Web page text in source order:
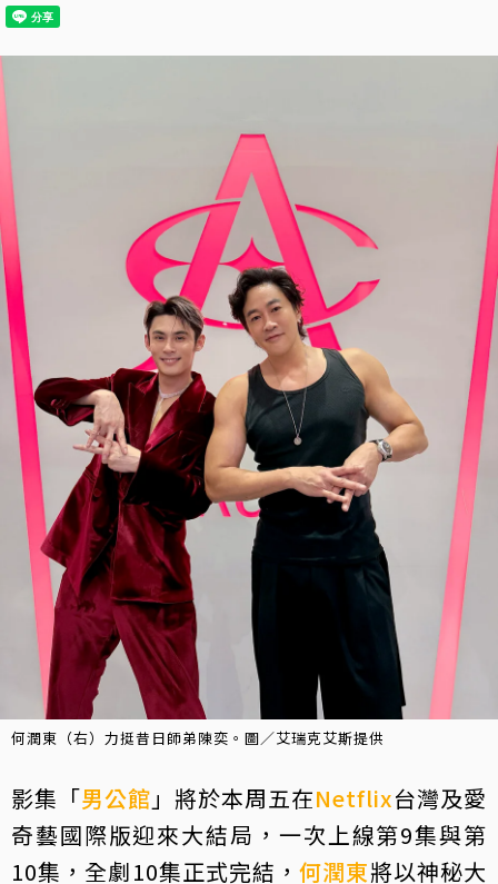
何潤東（右）力挺昔日師弟陳奕。圖／艾瑞克艾斯提供
影集「男公館 」將於本周五在Netflix台灣及愛
奇藝國際版迎來大結局，一次上線第9集與第
10集，全劇10集正式完結，何潤東將以神秘大